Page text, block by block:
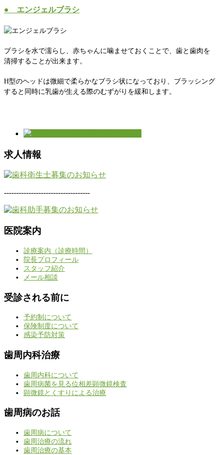
● エンジェルブラシ
ブラシを水で濡らし、赤ちゃんに噛ませておくことで、歯と歯肉を
清掃することが出来ます。
H型のヘッドは微細で柔らかなブラシ状になっており、ブラッシング
すると同時に乳歯が生える際のむずがりを緩和します。
求人情報
-----------------------------------
医院案内
診療案内（診療時間）
院長プロフィール
スタッフ紹介
メール相談
受診される前に
予約制について
保険制度について
感染予防対策
歯周内科治療
歯周内科について
歯周病菌を見る位相差顕微鏡検査
顕微鏡とくすりによる治療
歯周病のお話
歯周病について
歯周治療の流れ
歯周治療の基本